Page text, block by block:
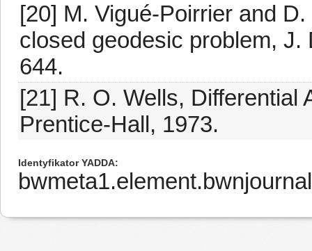
[20] M. Vigué-Poirrier and
closed geodesic problem, J.
644.
[21] R. O. Wells, Differential
Prentice-Hall, 1973.
Identyfikator YADDA